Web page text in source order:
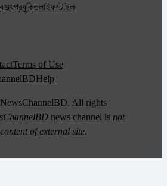
প্রযুক্তিলাইফস্টাইল
Terms of Use
Help
All rights
news channel is not
of external site.